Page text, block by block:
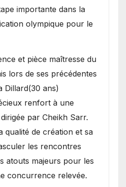
importante dans la
olympique pour le
et pièce maîtresse du
lors de ses précédentes
Dillard(30 ans)
renfort à une
par Cheikh Sarr.
qualité de création et sa
les rencontres
atouts majeurs pour les
concurrence relevée.